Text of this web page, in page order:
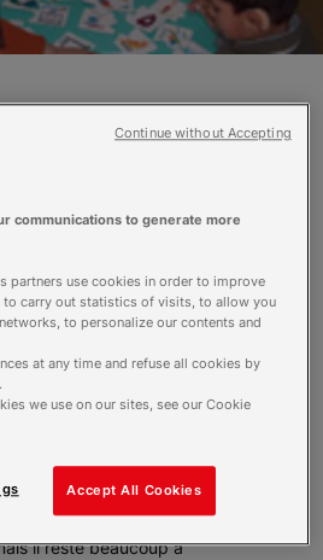
brillante et
satellitaire Al
handicapés et du
au centre pour
du Croissant-Rouge
où elle prend
enfants aux collègues.
sœur, la maman.
et de l’isolement. A
aucune structure
Certes, la situation a
il reste beaucoup à
communications to generate more
partners use cookies in order to improve
to carry out statistics of visits, to allow you
to personalize our contents and
at any time and refuse all cookies by
we use on our sites, see our Cookie
Accept All Cookies
Continue without Accepting